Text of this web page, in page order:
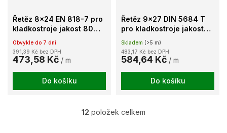
Řetěz 8x24 EN 818-7 pro
kladkostroje jakost 80
Obvykle do 7 dní
391,39 Kč bez DPH
473,58 Kč / m
Do košíku
Řetěz 9x27 DIN 5684 T
pro kladkostroje jakost
80 galvanicky
pozinkovaný
Skladem (>5 m)
483,17 Kč bez DPH
584,64 Kč / m
Do košíku
O
12 položek celkem